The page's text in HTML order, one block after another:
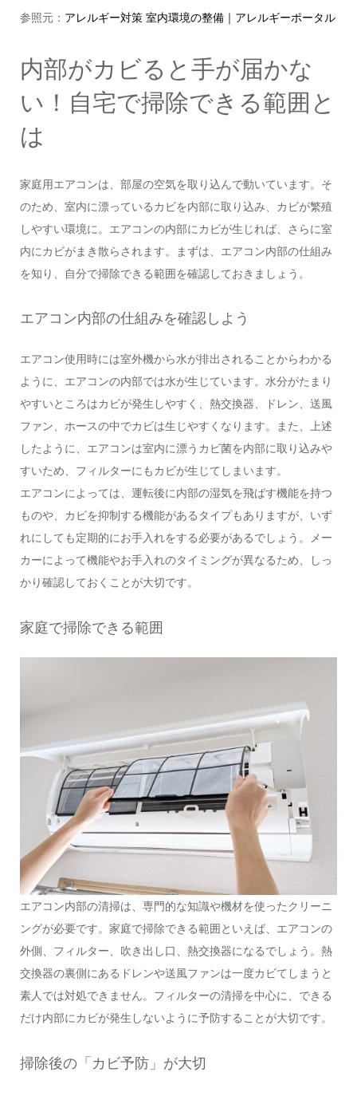
参照元： アレルギー対策 室内環境の整備｜アレルギーポータル
内部がカビると手が届かな
い！自宅で掃除できる範囲と
は
家庭用エアコンは、部屋の空気を取り込んで動いています。そ
のため、室内に漂っているカビを内部に取り込み、カビが繁殖
しやすい環境に。エアコンの内部にカビが生じれば、さらに室
内にカビがまき散らされます。まずは、エアコン内部の仕組み
を知り、自分で掃除できる範囲を確認しておきましょう。
エアコン内部の仕組みを確認しよう
エアコン使用時には室外機から水が排出されることからわかる
ように、エアコンの内部では水が生じています。水分がたまり
やすいところはカビが発生しやすく、熱交換器、ドレン、送風
ファン、ホースの中でカビは生じやすくなります。また、上述
したように、エアコンは室内に漂うカビ菌を内部に取り込みや
すいため、フィルターにもカビが生じてしまいます。
エアコンによっては、運転後に内部の湿気を飛ばす機能を持つ
ものや、カビを抑制する機能があるタイプもありますが、いず
れにしても定期的にお手入れをする必要があるでしょう。メー
カーによって機能やお手入れのタイミングが異なるため、しっ
かり確認しておくことが大切です。
家庭で掃除できる範囲
エアコン内部の清掃は、専門的な知識や機材を使ったクリーニ
ングが必要です。家庭で掃除できる範囲といえば、エアコンの
外側、フィルター、吹き出し口、熱交換器になるでしょう。熱
交換器の裏側にあるドレンや送風ファンは一度カビてしまうと
素人では対処できません。フィルターの清掃を中心に、できる
だけ内部にカビが発生しないように予防することが大切です。
掃除後の「カビ予防」が大切